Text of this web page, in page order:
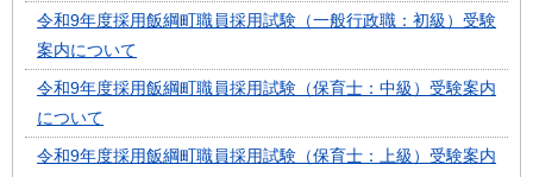
令和9年度採用飯綱町職員採用試験（一般行政職：初級）受験
案内について
令和9年度採用飯綱町職員採用試験（保育士：中級）受験案内
について
令和9年度採用飯綱町職員採用試験（保育士：上級）受験案内